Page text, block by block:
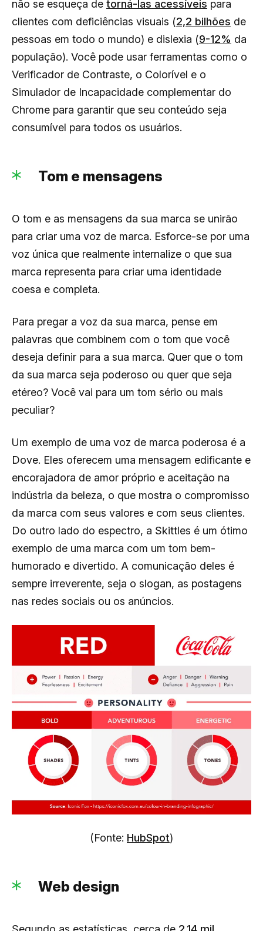
não se esqueça de torná-las acessíveis para
clientes com deficiências visuais (2,2 bilhões de
pessoas em todo o mundo) e dislexia (9-12% da
população). Você pode usar ferramentas como o
Verificador de Contraste, o Colorível e o
Simulador de Incapacidade complementar do
Chrome para garantir que seu conteúdo seja
consumível para todos os usuários.
Tom e mensagens
O tom e as mensagens da sua marca se unirão
para criar uma voz de marca. Esforce-se por uma
voz única que realmente internalize o que sua
marca representa para criar uma identidade
coesa e completa.
Para pregar a voz da sua marca, pense em
palavras que combinem com o tom que você
deseja definir para a sua marca. Quer que o tom
da sua marca seja poderoso ou quer que seja
etéreo? Você vai para um tom sério ou mais
peculiar?
Um exemplo de uma voz de marca poderosa é a
Dove. Eles oferecem uma mensagem edificante e
encorajadora de amor próprio e aceitação na
indústria da beleza, o que mostra o compromisso
da marca com seus valores e com seus clientes.
Do outro lado do espectro, a Skittles é um ótimo
exemplo de uma marca com um tom bem-
humorado e divertido. A comunicação deles é
sempre irreverente, seja o slogan, as postagens
nas redes sociais ou os anúncios.
(Fonte: HubSpot)
Web design